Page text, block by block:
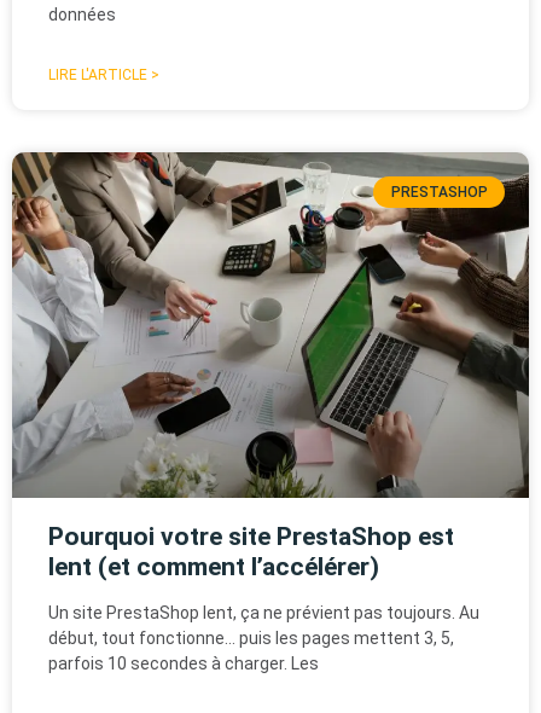
données
LIRE L'ARTICLE >
PRESTASHOP
Pourquoi votre site PrestaShop est
lent (et comment l’accélérer)
Un site PrestaShop lent, ça ne prévient pas toujours. Au
début, tout fonctionne… puis les pages mettent 3, 5,
parfois 10 secondes à charger. Les